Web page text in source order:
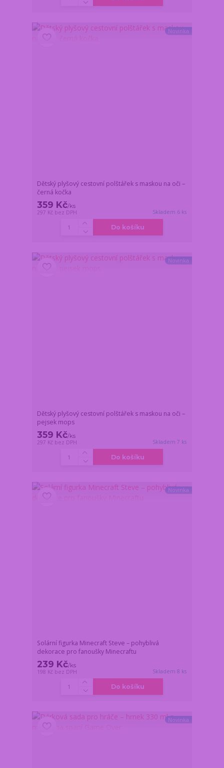
Novinka
Dětský plyšový cestovní polštářek s maskou na oči –
černá kočka
359 Kč/ks
297 Kč bez DPH Skladem 6 ks
Do košíku
Novinka
Dětský plyšový cestovní polštářek s maskou na oči –
pejsek mops
359 Kč/ks
297 Kč bez DPH Skladem 7 ks
Do košíku
Novinka
Solární figurka Minecraft Steve – pohyblivá
dekorace pro fanoušky Minecraftu
239 Kč/ks
198 Kč bez DPH Skladem 8 ks
Do košíku
Novinka